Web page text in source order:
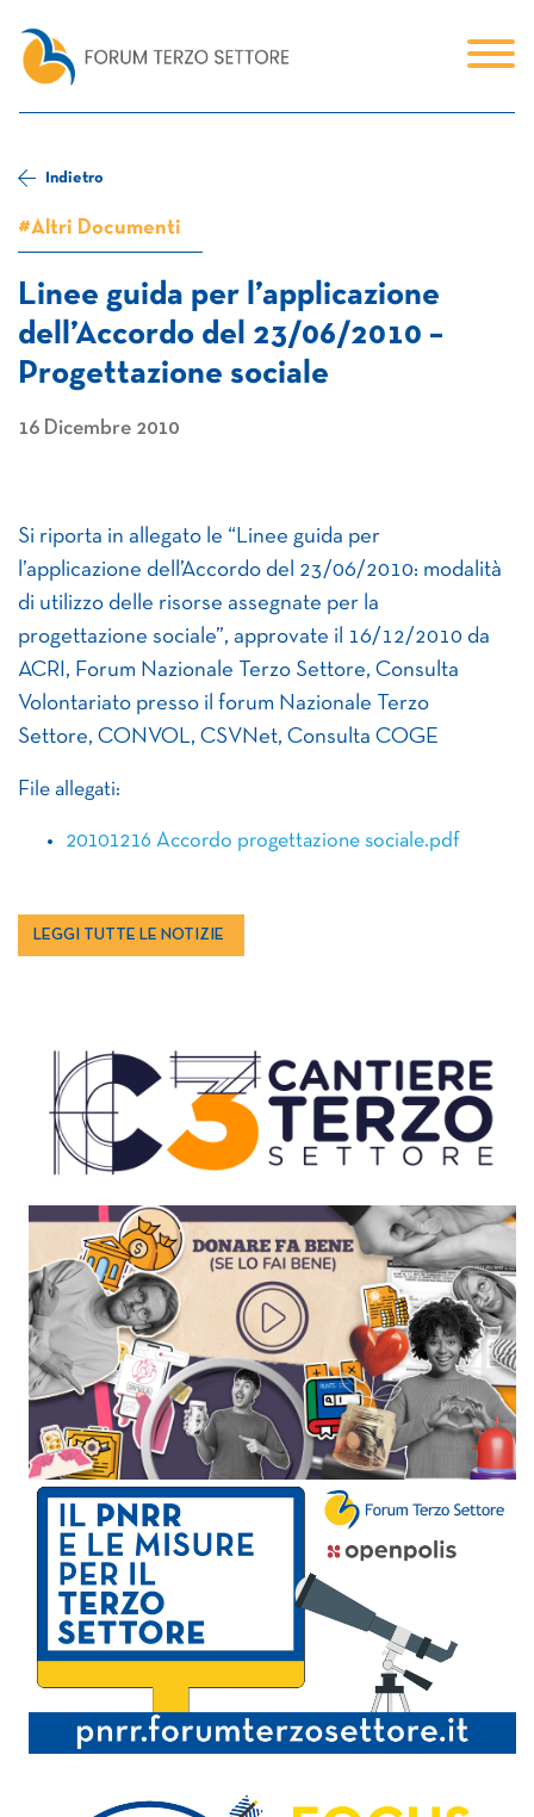
Indietro
#Altri Documenti
Linee guida per l’applicazione
dell’Accordo del 23/06/2010 –
Progettazione sociale
16 Dicembre 2010
Si riporta in allegato le “Linee guida per
l’applicazione dell’Accordo del 23/06/2010: modalità
di utilizzo delle risorse assegnate per la
progettazione sociale”, approvate il 16/12/2010 da
ACRI, Forum Nazionale Terzo Settore, Consulta
Volontariato presso il forum Nazionale Terzo
Settore, CONVOL, CSVNet, Consulta COGE
File allegati:
20101216 Accordo progettazione sociale.pdf
LEGGI TUTTE LE NOTIZIE